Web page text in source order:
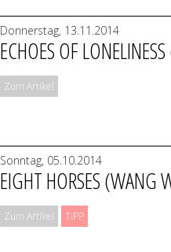
Donnerstag, 13.11.2014
ECHOES OF
Zum Artikel
Sonntag, 05.10.2014
EIGHT HORSES (WANG
Zum Artikel TIPP